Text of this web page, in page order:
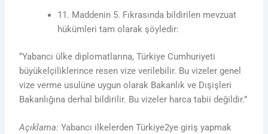
11. Maddenin 5. Fıkrasında bildirilen mevzuat
hükümleri tam olarak şöyledir:
‘’Yabancı ülke diplomatlarına, Türkiye Cumhuriyeti
büyükelçiliklerince resen vize verilebilir. Bu vizeler genel
vize verme usulüne uygun olarak Bakanlık ve Dışişleri
Bakanlığına derhal bildirilir. Bu vizeler harca tabii değildir.’’
Açıklama:Yabancı ilkelerden Türkiye2ye giriş yapmak